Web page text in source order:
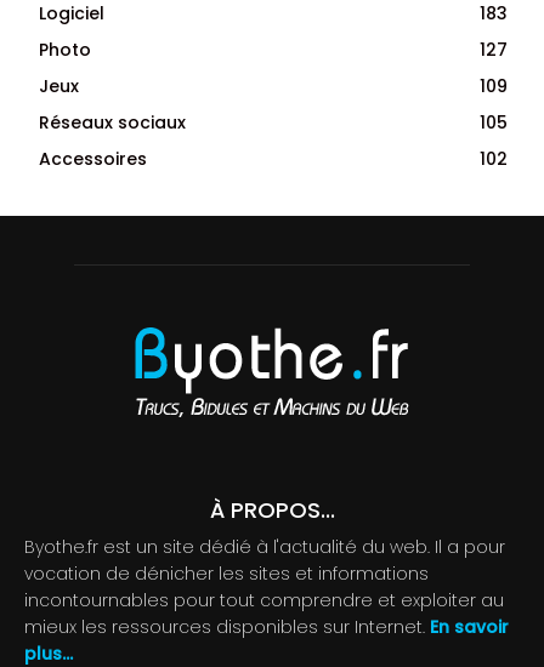
Logiciel
183
Photo
127
Jeux
109
Réseaux sociaux
105
Accessoires
102
À PROPOS...
Byothe.fr est un site dédié à l'actualité du web. Il a pour
vocation de dénicher les sites et informations
incontournables pour tout comprendre et exploiter au
mieux les ressources disponibles sur Internet. En savoir
plus...